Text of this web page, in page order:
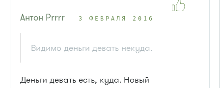
Антон Рrrrr 3 ФЕВРАЛЯ 2016
Видимо деньги девать некуда.
Деньги девать есть, куда. Новый